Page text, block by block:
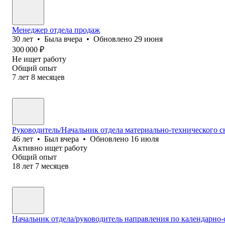
Менеджер отдела продаж
30 лет • Была вчера • Обновлено 29 июня
300 000 ₽
Не ищет работу
Общий опыт
7 лет 8 месяцев
Руководитель/Начальник отдела материально-технического
46 лет • Был вчера • Обновлено 16 июля
Активно ищет работу
Общий опыт
18 лет 7 месяцев
Начальник отдела/руководитель направления по